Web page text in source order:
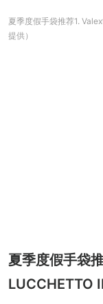
夏季度假手袋推荐1.
提供）
夏季度假手袋
LUCCHETTO